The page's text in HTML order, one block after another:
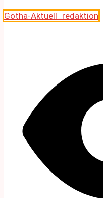
Gotha-Aktuell_redaktion